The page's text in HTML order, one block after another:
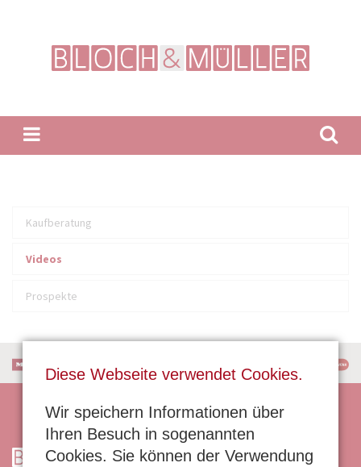
Kaufberatung
Videos
Prospekte
Diese Webseite verwendet Cookies.
Wir speichern Informationen über
Ihren Besuch in sogenannten
Cookies. Sie können der Verwendung